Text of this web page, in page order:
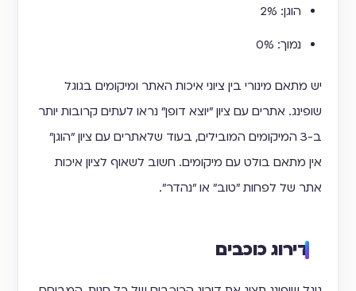
הוגן: 2%
נמוך: 0%
יש מתאם מינורי בין ציוני איכות האתר ומיקומים בגוגל
שופינג. אתרים עם ציון "יוצא דופן" נראו לעתים קרובות יותר
ב-3 המיקומים המובילים, בעוד שלאתרים עם ציון "הוגן"
אין מתאם בולט עם מיקומים. חשוב לשאוף לציון איכות
אתר של לפחות "טוב" או "נהדר".
דירוג כוכבים